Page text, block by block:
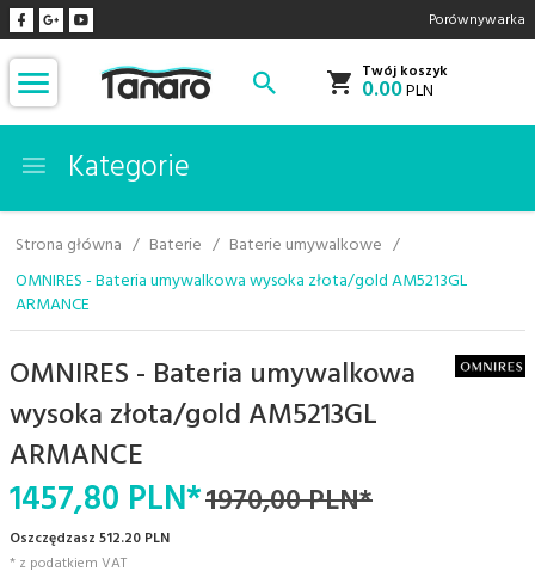
Porównywarka
Twój koszyk
0.00PLN
Kategorie
Strona główna Baterie
Baterie umywalkowe
OMNIRES - Bateria umywalkowa wysoka złota/gold AM5213GL
ARMANCE
OMNIRES - Bateria umywalkowa
wysoka złota/gold AM5213GL
ARMANCE
1457,80 PLN*1970,00 PLN*
Oszczędzasz 512.20 PLN
* z podatkiem VAT